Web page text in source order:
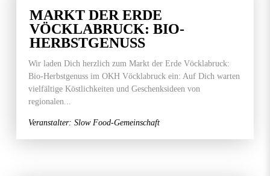
MARKT DER ERDE
VÖCKLABRUCK: BIO-
HERBSTGENUSS
Wir laden Dich herzlich zum Markt der Erde Vöcklabruck:
Bio-Herbstgenuss im OKH Vöcklabruck ein: Auf Dich warten
vielfältige Köstlichkeiten und Geschenksideen von
regionalen...
Veranstalter: Slow Food-Gemeinschaft